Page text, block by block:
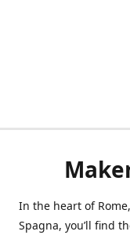
In the heart of
Spagna, you’ll find